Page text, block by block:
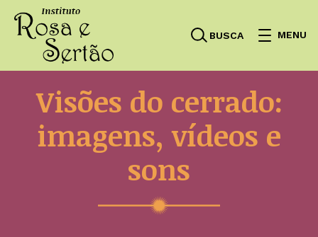
MENU
BUSCA
Visões do cerrado:
imagens, vídeos e
sons